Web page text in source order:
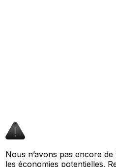
Nous n’avons pas encore
les économies potentielles.